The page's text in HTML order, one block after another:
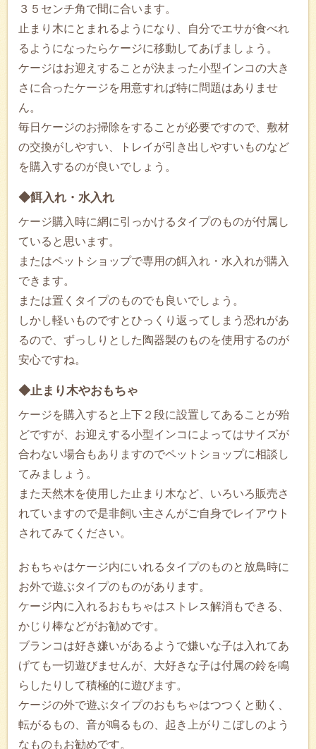
３５センチ角で間に合います。
止まり木にとまれるようになり、自分でエサが食べれ
るようになったらケージに移動してあげましょう。
ケージはお迎えすることが決まった小型インコの大き
さに合ったケージを用意すれば特に問題はありませ
ん。
毎日ケージのお掃除をすることが必要ですので、敷材
の交換がしやすい、トレイが引き出しやすいものなど
を購入するのが良いでしょう。
◆餌入れ・水入れ
ケージ購入時に網に引っかけるタイプのものが付属し
ていると思います。
またはペットショップで専用の餌入れ・水入れが購入
できます。
または置くタイプのものでも良いでしょう。
しかし軽いものですとひっくり返ってしまう恐れがあ
るので、ずっしりとした陶器製のものを使用するのが
安心ですね。
◆止まり木やおもちゃ
ケージを購入すると上下２段に設置してあることが殆
どですが、お迎えする小型インコによってはサイズが
合わない場合もありますのでペットショップに相談し
てみましょう。
また天然木を使用した止まり木など、いろいろ販売さ
れていますので是非飼い主さんがご自身でレイアウト
されてみてください。
おもちゃはケージ内にいれるタイプのものと放鳥時に
お外で遊ぶタイプのものがあります。
ケージ内に入れるおもちゃはストレス解消もできる、
かじり棒などがお勧めです。
ブランコは好き嫌いがあるようで嫌いな子は入れてあ
げても一切遊びませんが、大好きな子は付属の鈴を鳴
らしたりして積極的に遊びます。
ケージの外で遊ぶタイプのおもちゃはつつくと動く、
転がるもの、音が鳴るもの、起き上がりこぼしのよう
なものもお勧めです。